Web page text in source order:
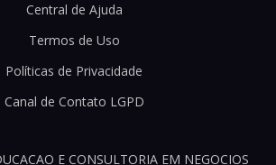
Central de Ajuda
Termos de Uso
Políticas de Privacidade
Canal de Contato LGPD
E CONSULTORIA EM NEGOCIOS